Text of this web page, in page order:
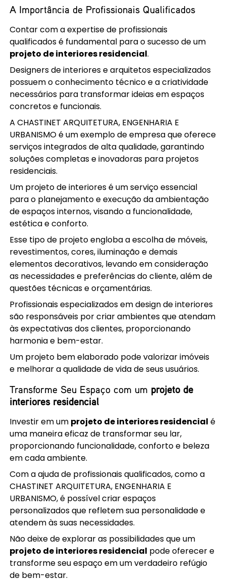
A Importância de Profissionais Qualificados
Contar com a expertise de profissionais
qualificados é fundamental para o sucesso de um
projeto de interiores residencial.
Designers de interiores e arquitetos especializados
possuem o conhecimento técnico e a criatividade
necessários para transformar ideias em espaços
concretos e funcionais.
A CHASTINET ARQUITETURA, ENGENHARIA E
URBANISMO é um exemplo de empresa que oferece
serviços integrados de alta qualidade, garantindo
soluções completas e inovadoras para projetos
residenciais.
Um projeto de interiores é um serviço essencial
para o planejamento e execução da ambientação
de espaços internos, visando a funcionalidade,
estética e conforto.
Esse tipo de projeto engloba a escolha de móveis,
revestimentos, cores, iluminação e demais
elementos decorativos, levando em consideração
as necessidades e preferências do cliente, além de
questões técnicas e orçamentárias.
Profissionais especializados em design de interiores
são responsáveis por criar ambientes que atendam
às expectativas dos clientes, proporcionando
harmonia e bem-estar.
Um projeto bem elaborado pode valorizar imóveis
e melhorar a qualidade de vida de seus usuários.
Transforme Seu Espaço com um projeto de
interiores residencial
Investir em um projeto de interiores residencial é
uma maneira eficaz de transformar seu lar,
proporcionando funcionalidade, conforto e beleza
em cada ambiente.
Com a ajuda de profissionais qualificados, como a
CHASTINET ARQUITETURA, ENGENHARIA E
URBANISMO, é possível criar espaços
personalizados que refletem sua personalidade e
atendem às suas necessidades.
Não deixe de explorar as possibilidades que um
projeto de interiores residencial pode oferecer e
transforme seu espaço em um verdadeiro refúgio
de bem-estar.